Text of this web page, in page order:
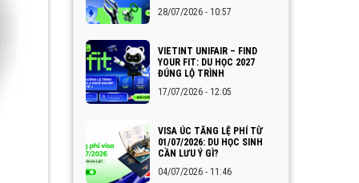
28/07/2026 - 10:57
VIETINT UNIFAIR – FIND
YOUR FIT: DU HỌC 2027
ĐÚNG LỘ TRÌNH
17/07/2026 - 12:05
VISA ÚC TĂNG LỆ PHÍ TỪ
01/07/2026: DU HỌC SINH
CẦN LƯU Ý GÌ?
04/07/2026 - 11:46